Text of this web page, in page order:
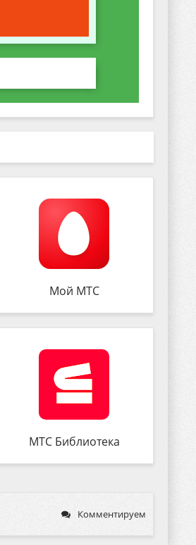
Мой МТС
МТС Библиотека
Комментируем